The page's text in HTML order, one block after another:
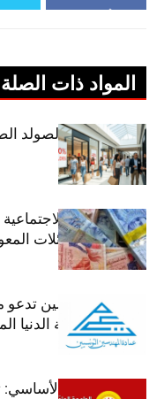
المواد ذات الصلة
اليوم: إنطلاق الصولد
وزير الشؤون
صرف منح العائلات
عمادة المهندسين تدعو
احترام التعريفة الدنيا
جامعة التعليم